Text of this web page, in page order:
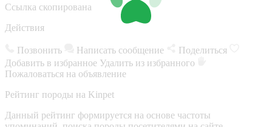
Ссылка скопирована
Действия
Позвонить Написать сообщение
Поделиться
Добавить в избранное Удалить из избранного
Пожаловаться на объявление
Рейтинг породы на Kinpet
Данный рейтинг формируется на основе частоты